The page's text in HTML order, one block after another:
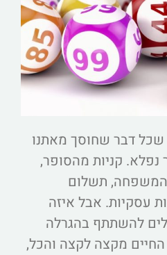
דבר שחוסך מאתנו
נפלא. קניות מהסופר,
המשפחה, תשלום
עסקיות. אבל איזה
להשתתף בהגרלה
מקצה לקצה והכל,